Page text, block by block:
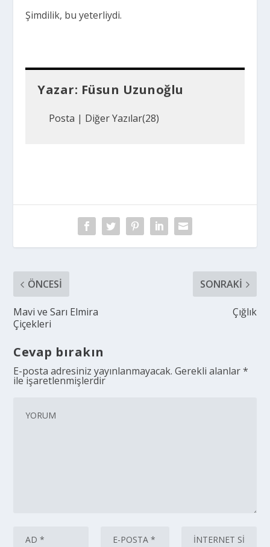
Şimdilik, bu yeterliydi.
Yazar: Füsun Uzunoğlu
Posta | Diğer Yazılar(28)
ÖNCESI
Mavi ve Sarı Elmira
Çiçekleri
SONRAKI
Çığlık
Cevap bırakın
E-posta adresiniz yayınlanmayacak. Gerekli alanlar*
ile işaretlenmişlerdir